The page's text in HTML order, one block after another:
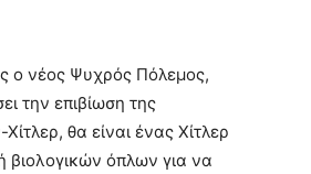
ο νέος Ψυχρός Πόλεμος,
την επιβίωση της
θα είναι ένας Χίτλερ
βιολογικών όπλων για να